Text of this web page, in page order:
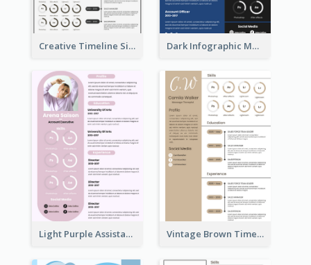
Creative Timeline Simple Resume Dark Infographic Marketing Assistant Resume
Light Purple Assistant Resume Vintage Brown Timeline Resume